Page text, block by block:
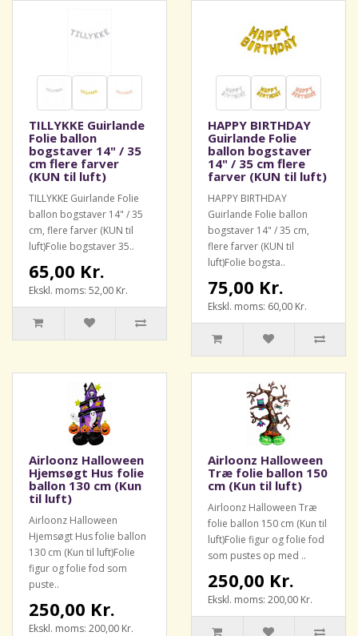
TILLYKKE Guirlande
Folie ballon
bogstaver 14" / 35
cm flere farver
(KUN til luft)
TILLYKKE Guirlande Folie
ballon bogstaver 14" / 35
cm, flere farver (KUN til
luft)Folie bogstaver 35..
65,00 Kr.
Ekskl. moms: 52,00 Kr.
HAPPY BIRTHDAY
Guirlande Folie
ballon bogstaver
14" / 35 cm flere
farver (KUN til luft)
HAPPY BIRTHDAY
Guirlande Folie ballon
bogstaver 14" / 35 cm,
flere farver (KUN til
luft)Folie bogsta..
75,00 Kr.
Ekskl. moms: 60,00 Kr.
Airloonz Halloween
Hjemsøgt Hus folie
ballon 130 cm (Kun
til luft)
Airloonz Halloween
Hjemsøgt Hus folie ballon
130 cm (Kun til luft)Folie
figur og folie fod som
puste..
250,00 Kr.
Ekskl. moms: 200,00 Kr.
Airloonz Halloween
Træ folie ballon 150
cm (Kun til luft)
Airloonz Halloween Træ
folie ballon 150 cm (Kun til
luft)Folie figur og folie fod
som pustes op med ..
250,00 Kr.
Ekskl. moms: 200,00 Kr.